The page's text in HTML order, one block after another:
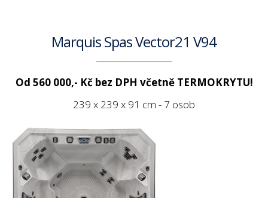
Marquis Spas Vector21 V94
Od 560 000,- Kč bez DPH včetně TERMOKRYTU!
239 x 239 x 91 cm - 7 osob